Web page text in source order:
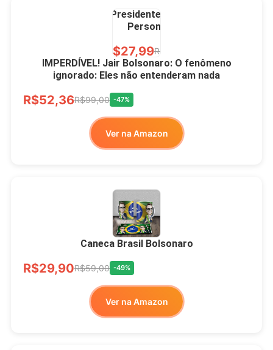
Presidente Porcelana
Personalizada
R$27,99R$49,00
Xícara Bolsonaro
Brasão Deus Acima De
Todos
R$33,00
Ver no MERCADO
LIVRE
IMPERDÍVEL! Jair Bolsonaro: O fenômeno
ignorado: Eles não entenderam nada
R$52,36R$99,00 -47%
Ver na Amazon
Caneca Brasil Bolsonaro
R$29,90R$59,00 -49%
Ver na Amazon